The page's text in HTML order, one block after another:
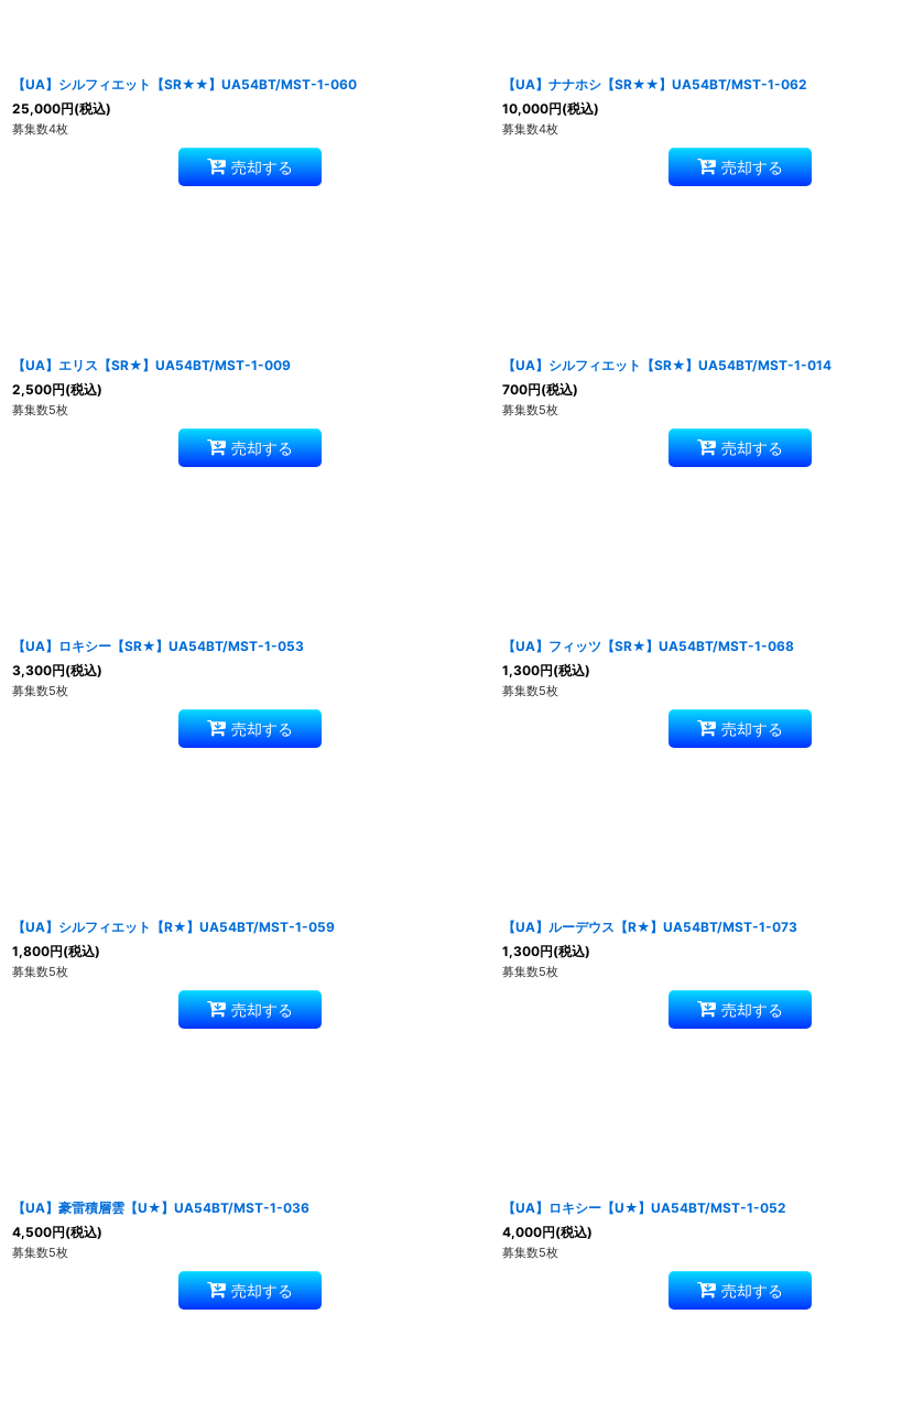
【UA】シルフィエット【SR★★】UA54BT/MST-1-060
25,000円(税込)
募集数4枚
売却する
【UA】ナナホシ【SR★★】UA54BT/MST-1-062
10,000円(税込)
募集数4枚
売却する
【UA】エリス【SR★】UA54BT/MST-1-009
2,500円(税込)
募集数5枚
売却する
【UA】シルフィエット【SR★】UA54BT/MST-1-014
700円(税込)
募集数5枚
売却する
【UA】ロキシー【SR★】UA54BT/MST-1-053
3,300円(税込)
募集数5枚
売却する
【UA】フィッツ【SR★】UA54BT/MST-1-068
1,300円(税込)
募集数5枚
売却する
【UA】シルフィエット【R★】UA54BT/MST-1-059
1,800円(税込)
募集数5枚
売却する
【UA】ルーデウス【R★】UA54BT/MST-1-073
1,300円(税込)
募集数5枚
売却する
【UA】豪雷積層雲【U★】UA54BT/MST-1-036
4,500円(税込)
募集数5枚
売却する
【UA】ロキシー【U★】UA54BT/MST-1-052
4,000円(税込)
募集数5枚
売却する